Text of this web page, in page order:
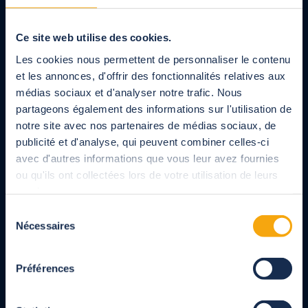
Ce site web utilise des cookies.
Les cookies nous permettent de personnaliser le contenu
et les annonces, d'offrir des fonctionnalités relatives aux
médias sociaux et d'analyser notre trafic. Nous
partageons également des informations sur l'utilisation de
notre site avec nos partenaires de médias sociaux, de
publicité et d'analyse, qui peuvent combiner celles-ci
avec d'autres informations que vous leur avez fournies
ou qu'ils ont collectées lors de votre utilisation de leurs
Nécessaires
Préférences
Fabricante de cubiertas de piscinas, cubiertas de
lamas y cobertores para piscinas, cubierta de
terrazas, pérgolas y cocheras para particulares y
diseñados cumpliendo con las normas.
De lunes a viernes, de 9.00 a 18.00 horas, servicio y llamada gratuitos